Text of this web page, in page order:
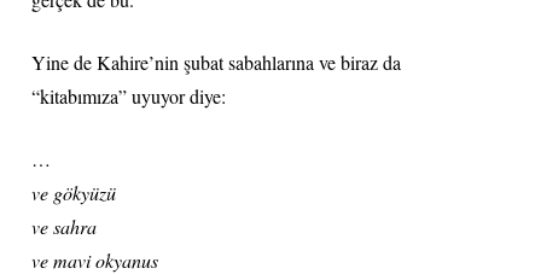
Yine de Kahire’nin şubat sabahlarına ve biraz da
“kitabımıza” uyuyor diye:
…
ve gökyüzü
ve sahra
ve mavi okyanus